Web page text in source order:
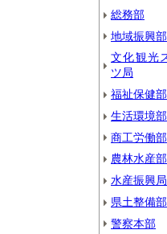
総務部
地域振興部
文化観光
ツ局
福祉保健部
生活環境部
商工労働部
農林水産部
水産振興局
県土整備部
警察本部